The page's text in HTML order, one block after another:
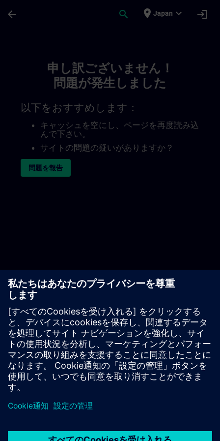
arrow_back search place Japan expand_more login
申し訳ございません！
問題が発生しました
以下をおすすめします：
キャッシュを空にし、ページを再度読み込
んで下さい。
サイトの問題の疑いがありますか？
問題を報告